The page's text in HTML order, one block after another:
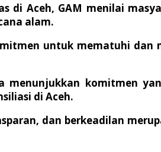
di Aceh, GAM menilai
alam.
untuk mematuhi dan
komitmen
di Aceh.
dan berkeadilan